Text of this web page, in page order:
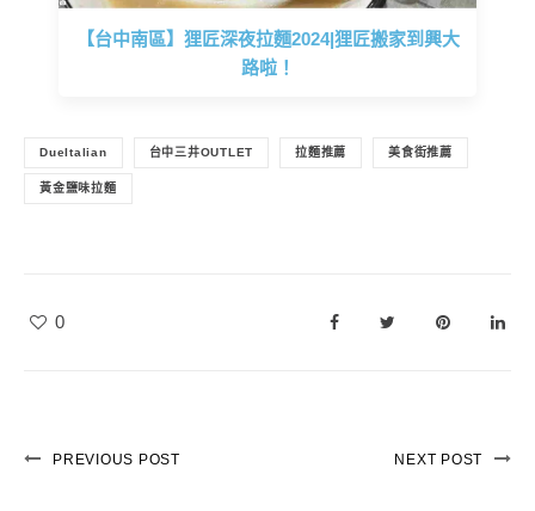
【台中南區】狸匠深夜拉麵2024|狸匠搬家到興大
路啦！
DueItalian 台中三井OUTLET 拉麵推薦 美食街推薦
黃金鹽味拉麵
0
PREVIOUS POST NEXT POST